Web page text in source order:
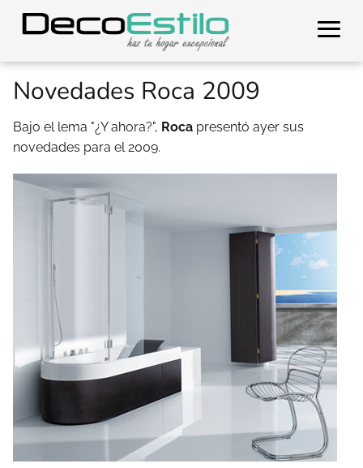
Novedades Roca 2009
Bajo el lema "¿Y ahora?", Roca presentó ayer sus
novedades para el 2009.